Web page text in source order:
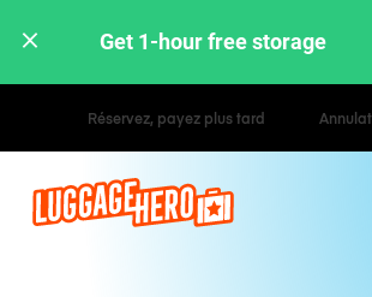
Get 1-hour free storage
Tarifs horaires / journaliers